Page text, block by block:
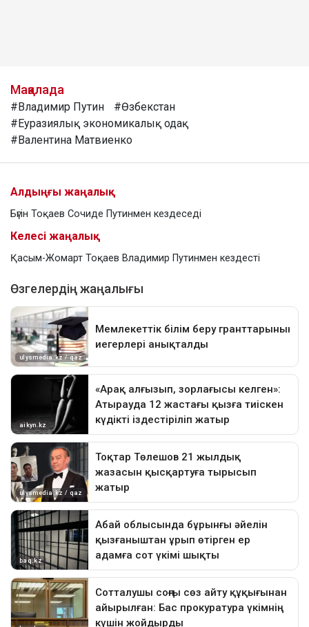
Мақалада
#Владимир Путин
#Өзбекстан
#Еуразиялық экономикалық одақ
#Валентина Матвиенко
Алдыңғы жаңалық
Бүгін Тоқаев Сочиде Путинмен кездеседі
Келесі жаңалық
Қасым-Жомарт Тоқаев Владимир Путинмен кездесті